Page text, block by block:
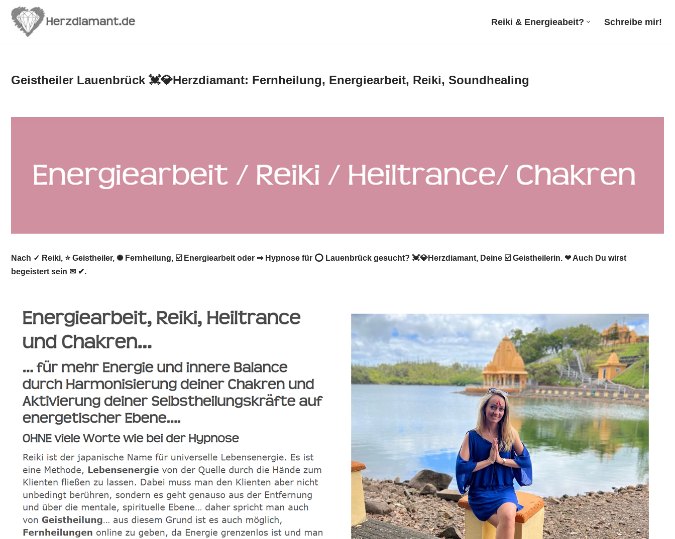
Zum
Reiki & Energieabeit? Schreibe mir!
Geistheiler Lauenbrück 💓️💎Herzdiamant: Fernheilung, Energiearbeit, Reiki, Soundhealing
Nach ✓ Reiki, ⭐ Geistheiler, ✺ Fernheilung, ☑️ Energiearbeit oder ⇒ Hypnose für ⭕ Lauenbrück gesucht? 💓️💎Herzdiamant, Deine ☑️ Geistheilerin. ❤ Auch Du wirst
begeistert sein ✉ ✔.